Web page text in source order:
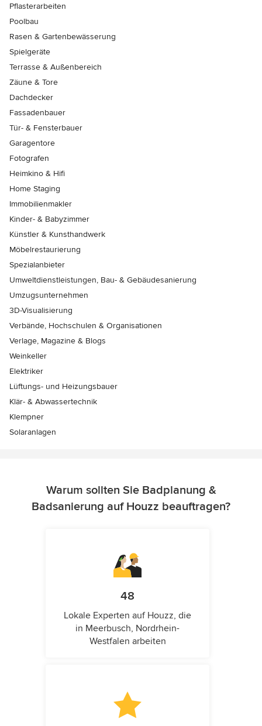
Pflasterarbeiten
Poolbau
Rasen & Gartenbewässerung
Spielgeräte
Terrasse & Außenbereich
Zäune & Tore
Dachdecker
Fassadenbauer
Tür- & Fensterbauer
Garagentore
Fotografen
Heimkino & Hifi
Home Staging
Immobilienmakler
Kinder- & Babyzimmer
Künstler & Kunsthandwerk
Möbelrestaurierung
Spezialanbieter
Umweltdienstleistungen, Bau- & Gebäudesanierung
Umzugsunternehmen
3D-Visualisierung
Verbände, Hochschulen & Organisationen
Verlage, Magazine & Blogs
Weinkeller
Elektriker
Lüftungs- und Heizungsbauer
Klär- & Abwassertechnik
Klempner
Solaranlagen
Warum sollten Sie Badplanung &
Badsanierung auf Houzz beauftragen?
48
Lokale Experten auf Houzz, die
in Meerbusch, Nordrhein-
Westfalen arbeiten